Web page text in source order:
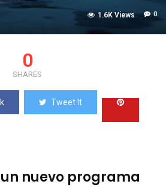
0
1.6K Views
0
SHARES
Tweet It
nuevo programa